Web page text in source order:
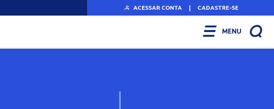
ACESSAR CONTA | CADASTRE-SE
MENU